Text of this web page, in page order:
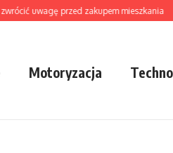
uwagę przed zakupem mieszkania Jak
Motoryzacja